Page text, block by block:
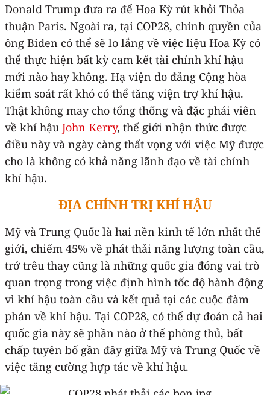
Donald Trump đưa ra để Hoa Kỳ rút khỏi Thỏa
thuận Paris. Ngoài ra, tại COP28, chính quyền của
ông Biden có thể sẽ lo lắng về việc liệu Hoa Kỳ có
thể thực hiện bất kỳ cam kết tài chính khí hậu
mới nào hay không. Hạ viện do đảng Cộng hòa
kiểm soát rất khó có thể tăng viện trợ khí hậu.
Thật không may cho tổng thống và đặc phái viên
về khí hậu John Kerry, thế giới nhận thức được
điều này và ngày càng thất vọng với việc Mỹ được
cho là không có khả năng lãnh đạo về tài chính
khí hậu.
ĐỊA CHÍNH TRỊ KHÍ HẬU
Mỹ và Trung Quốc là hai nền kinh tế lớn nhất thế
giới, chiếm 45% về phát thải năng lượng toàn cầu,
trớ trêu thay cũng là những quốc gia đóng vai trò
quan trọng trong việc định hình tốc độ hành động
vì khí hậu toàn cầu và kết quả tại các cuộc đàm
phán về khí hậu. Tại COP28, có thể dự đoán cả hai
quốc gia này sẽ phần nào ở thế phòng thủ, bất
chấp tuyên bố gần đây giữa Mỹ và Trung Quốc về
việc tăng cường hợp tác về khí hậu.